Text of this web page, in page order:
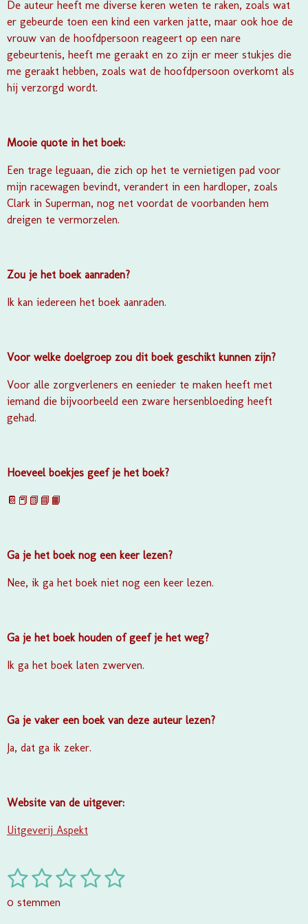
De auteur heeft me diverse keren weten te raken, zoals wat
er gebeurde toen een kind een varken jatte, maar ook hoe de
vrouw van de hoofdpersoon reageert op een nare
gebeurtenis, heeft me geraakt en zo zijn er meer stukjes die
me geraakt hebben, zoals wat de hoofdpersoon overkomt als
hij verzorgd wordt.
Mooie quote in het boek:
Een trage leguaan, die zich op het te vernietigen pad voor
mijn racewagen bevindt, verandert in een hardloper, zoals
Clark in Superman, nog net voordat de voorbanden hem
dreigen te vermorzelen.
Zou je het boek aanraden?
Ik kan iedereen het boek aanraden.
Voor welke doelgroep zou dit boek geschikt kunnen zijn?
Voor alle zorgverleners en eenieder te maken heeft met
iemand die bijvoorbeeld een zware hersenbloeding heeft
gehad.
Hoeveel boekjes geef je het boek?
📔📕📗📘📙
Ga je het boek nog een keer lezen?
Nee, ik ga het boek niet nog een keer lezen.
Ga je het boek houden of geef je het weg?
Ik ga het boek laten zwerven.
Ga je vaker een boek van deze auteur lezen?
Ja, dat ga ik zeker.
Website van de uitgever:
Uitgeverij Aspekt
R
t
1
s
2
s
3
s
4 5
S
0 stemmen